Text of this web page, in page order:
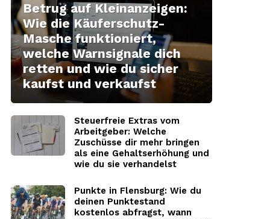
Betrug auf Kleinanzeigen:
Wie die Käuferschutz-
Masche funktioniert,
welche Warnsignale dich
retten und wie du sicher
kaufst und verkaufst
Steuerfreie Extras vom
Arbeitgeber: Welche
Zuschüsse dir mehr bringen
als eine Gehaltserhöhung und
wie du sie verhandelst
Punkte in Flensburg: Wie du
deinen Punktestand
kostenlos abfragst, wann